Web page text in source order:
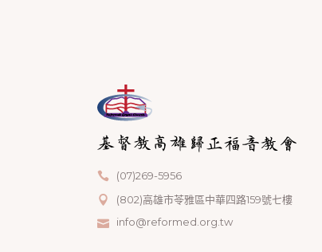
(07)269-5956
(802)高雄市苓雅區中華四路159號七樓
info@reformed.org.tw